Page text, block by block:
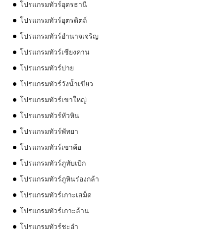
โปรแกรมทัวร์อุดรธานี
โปรแกรมทัวร์อุตรดิตถ์
โปรแกรมทัวร์อำนาจเจริญ
โปรแกรมทัวร์เชียงคาน
โปรแกรมทัวร์ปาย
โปรแกรมทัวร์วังน้ำเขียว
โปรแกรมทัวร์เขาใหญ่
โปรแกรมทัวร์หัวหิน
โปรแกรมทัวร์พัทยา
โปรแกรมทัวร์เขาค้อ
โปรแกรมทัวร์ภูทับเบิก
โปรแกรมทัวร์ภูหินร่องกล้า
โปรแกรมทัวร์เกาะเสม็ด
โปรแกรมทัวร์เกาะล้าน
โปรแกรมทัวร์ชะอำ